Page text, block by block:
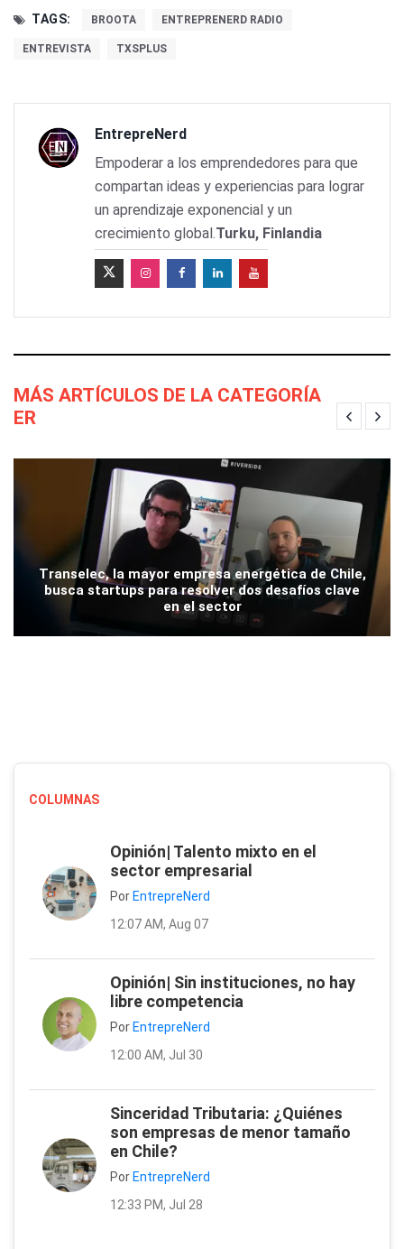
TAGS: BROOTA ENTREPRENERD RADIO
ENTREVISTA TXSPLUS
EntrepreNerd
Empoderar a los emprendedores para que
compartan ideas y experiencias para lograr
un aprendizaje exponencial y un
crecimiento global.Turku, Finlandia
MÁS ARTÍCULOS DE LA CATEGORÍA
ER
Transelec, la mayor empresa energética de Chile,
busca startups para resolver dos desafíos clave
en el sector
COLUMNAS
Opinión| Talento mixto en el
sector empresarial
Por EntrepreNerd
12:07 AM, Aug 07
Opinión| Sin instituciones, no hay
libre competencia
Por EntrepreNerd
12:00 AM, Jul 30
Sinceridad Tributaria: ¿Quiénes
son empresas de menor tamaño
en Chile?
Por EntrepreNerd
12:33 PM, Jul 28